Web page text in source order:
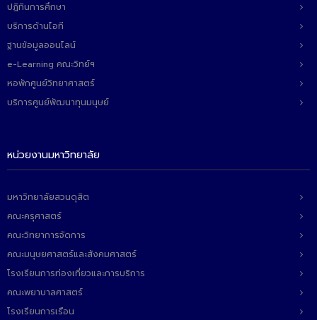
ปฏิทินการศึกษา
บริการด้านไอที
ฐานข้อมูลออนไลน์
e-Learning คณะวิทย์ฯ
หอพักศูนย์วิทยาศาสตร์
บริการศูนย์พัฒนาทุนมนุษย์
หน่วยงานมหาวิทยาลัย
มหาวิทยาลัยสวนดุสิต
คณะครุศาสตร์
คณะวิทยาการจัดการ
คณะมนุษยศาสตร์และสังคมศาสตร์
โรงเรียนการท่องเที่ยวและการบริการ
คณะพยาบาลศาสตร์
โรงเรียนการเรือน